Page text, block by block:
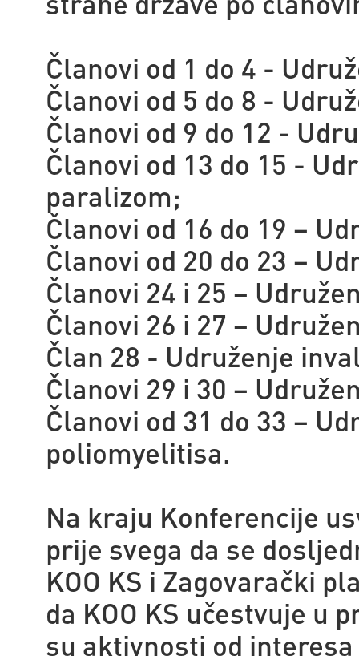
Članovi od 1 do 4 -
Članovi od 5 do 8 -
Članovi od 9 do 12 -
Članovi od 13 do 15 -
paralizom;
Članovi od 16 do 19 –
Članovi od 20 do 23 –
Članovi 24 i 25 –
Članovi 26 i 27 –
Član 28 - Udruženje
Članovi 29 i 30 –
Članovi od 31 do 33 –
poliomyelitisa.
Na kraju Konferencije
prije svega da se
KOO KS i Zagovarački
da KOO KS učestvuje u
su aktivnosti od interesa